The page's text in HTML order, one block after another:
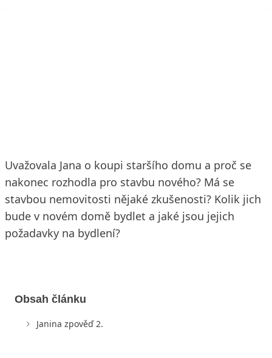
Uvažovala Jana o koupi staršího domu a proč se
nakonec rozhodla pro stavbu nového? Má se
stavbou nemovitosti nějaké zkušenosti? Kolik jich
bude v novém domě bydlet a jaké jsou jejich
požadavky na bydlení?
Obsah článku
Janina zpověď 2.